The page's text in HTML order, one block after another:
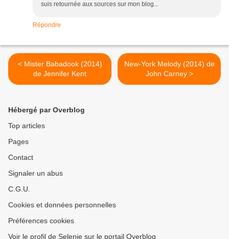
suis retournée aux sources sur mon blog...
Répondre
< Mister Babadook (2014)
de Jennifer Kent
New-York Melody (2014) de
John Carney >
Hébergé par Overblog
Top articles
Pages
Contact
Signaler un abus
C.G.U.
Cookies et données personnelles
Préférences cookies
Voir le profil de Selenie sur le portail Overblog